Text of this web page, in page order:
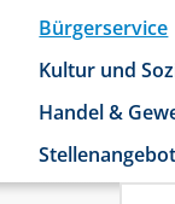
Bürgerservice
Kultur und
Handel &